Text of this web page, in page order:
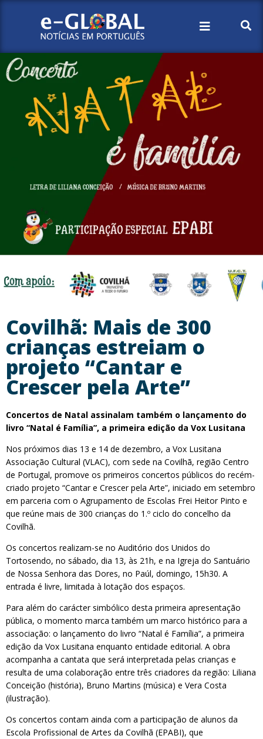
Covilhã: Mais de 300
crianças estreiam o
projeto “Cantar e
Crescer pela Arte”
Concertos de Natal assinalam também o lançamento do
livro “Natal é Família”, a primeira edição da Vox Lusitana
Nos próximos dias 13 e 14 de dezembro, a Vox Lusitana
Associação Cultural (VLAC), com sede na Covilhã, região Centro
de Portugal, promove os primeiros concertos públicos do recém-
criado projeto “Cantar e Crescer pela Arte”, iniciado em setembro
em parceria com o Agrupamento de Escolas Frei Heitor Pinto e
que reúne mais de 300 crianças do 1.º ciclo do concelho da
Covilhã.
Os concertos realizam-se no Auditório dos Unidos do
Tortosendo, no sábado, dia 13, às 21h, e na Igreja do Santuário
de Nossa Senhora das Dores, no Paúl, domingo, 15h30. A
entrada é livre, limitada à lotação dos espaços.
Para além do carácter simbólico desta primeira apresentação
pública, o momento marca também um marco histórico para a
associação: o lançamento do livro “Natal é Família”, a primeira
edição da Vox Lusitana enquanto entidade editorial. A obra
acompanha a cantata que será interpretada pelas crianças e
resulta de uma colaboração entre três criadores da região: Liliana
Conceição (história), Bruno Martins (música) e Vera Costa
(ilustração).
Os concertos contam ainda com a participação de alunos da
Escola Profissional de Artes da Covilhã (EPABI), que